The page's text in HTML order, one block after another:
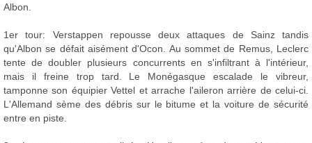
Albon.
1er tour: Verstappen repousse deux attaques de Sainz tandis
qu'Albon se défait aisément d'Ocon. Au sommet de Remus, Leclerc
tente de doubler plusieurs concurrents en s'infiltrant à l'intérieur,
mais il freine trop tard. Le Monégasque escalade le vibreur,
tamponne son équipier Vettel et arrache l'aileron arrière de celui-ci.
L'Allemand sème des débris sur le bitume et la voiture de sécurité
entre en piste.